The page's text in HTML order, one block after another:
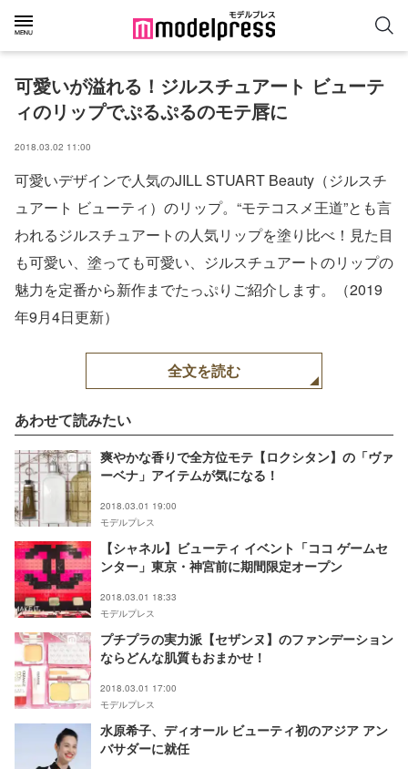
可愛いが溢れる！ジルスチュアート ビューテ
ィのリップでぷるぷるのモテ唇に
2018.03.02 11:00
可愛いデザインで人気のJILL STUART Beauty（ジルスチ
ュアート ビューティ）のリップ。“モテコスメ王道”とも言
われるジルスチュアートの人気リップを塗り比べ！見た目
も可愛い、塗っても可愛い、ジルスチュアートのリップの
魅力を定番から新作までたっぷりご紹介します。（2019
年9月4日更新）
全文を読む
あわせて読みたい
爽やかな香りで全方位モテ【ロクシタン】の「ヴァ
ーベナ」アイテムが気になる！
2018.03.01 19:00
モデルプレス
【シャネル】ビューティ イベント「ココ ゲームセ
ンター」東京・神宮前に期間限定オープン
2018.03.01 18:33
モデルプレス
プチプラの実力派【セザンヌ】のファンデーション
ならどんな肌質もおまかせ！
2018.03.01 17:00
モデルプレス
水原希子、ディオール ビューティ初のアジア アン
バサダーに就任